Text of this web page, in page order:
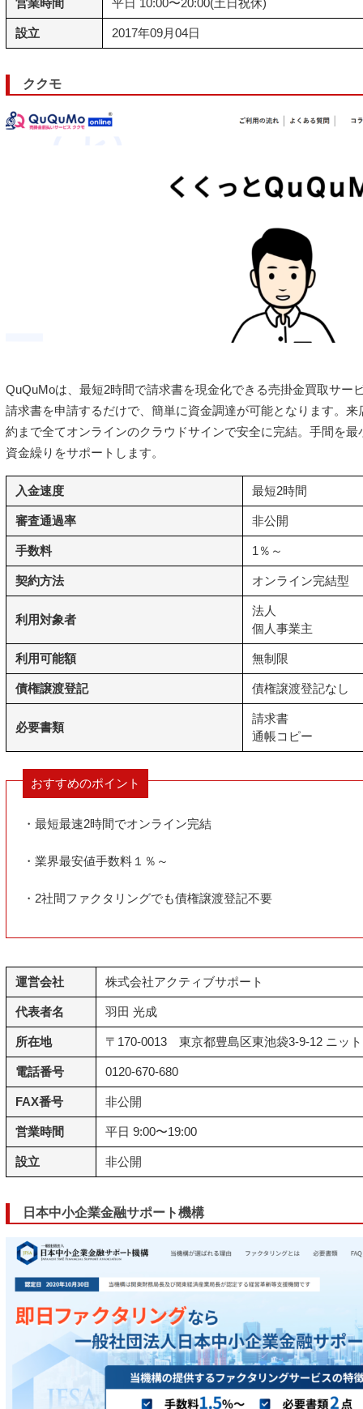
営業時間 平日 10:00〜20:00(土日祝休)
設立 2017年09月04日
ククモ
QuQuMoは、最短2時間で請求書を現金化できる売掛金買取サー
請求書を申請するだけで、簡単に資金調達が可能となります。
約まで全てオンラインのクラウドサインで安全に完結。手間を
資金繰りをサポートします。
入金速度 最短2時間
審査通過率 非公開
手数料 1％～
契約方法 オンライン完結型
利用対象者
法人
個人事業主
利用可能額 無制限
債権譲渡登記 債権譲渡登記なし
必要書類
請求書
通帳コピー
おすすめのポイント
・最短最速2時間でオンライン完結
・業界最安値手数料１％～
・2社間ファクタリングでも債権譲渡登記不要
運営会社 株式会社アクティブサポート
代表者名 羽田 光成
所在地 〒170-0013 東京都豊島区東池袋3-9-12 ニッ
電話番号 0120-670-680
FAX番号 非公開
営業時間 平日 9:00〜19:00
設立 非公開
日本中小企業金融サポート機構